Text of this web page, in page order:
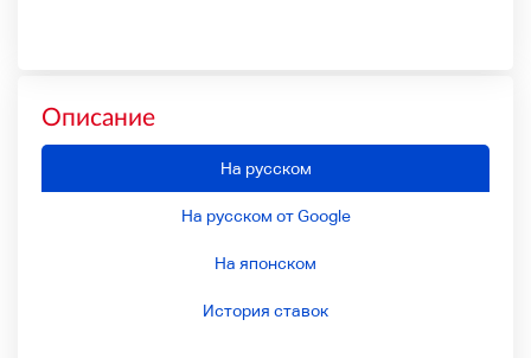
Описание
На русском
На русском от Google
На японском
История ставок